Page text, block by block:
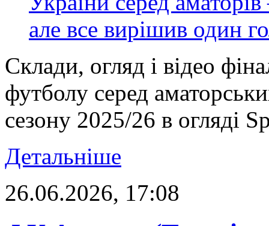
Склади, огляд і відео
футболу серед
сезону 2025/26 в огляді
Детальніше
26.06.2026, 17:08